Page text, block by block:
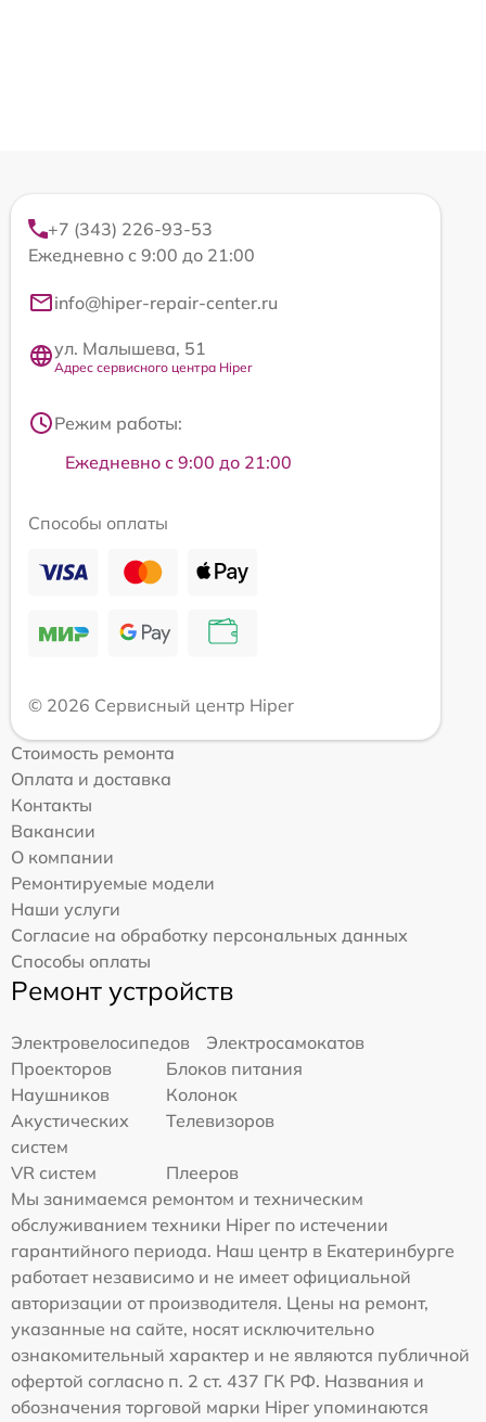
+7 (343) 226-93-53
Ежедневно с 9:00 до 21:00
info@hiper-repair-center.ru
ул. Малышева, 51
Адрес сервисного центра Hiper
Режим работы:
Ежедневно с 9:00 до 21:00
Способы оплаты
© 2026 Сервисный центр Hiper
Стоимость ремонта
Оплата и доставка
Контакты
Вакансии
О компании
Ремонтируемые модели
Наши услуги
Согласие на обработку персональных данных
Способы оплаты
Ремонт устройств
Электровелосипедов
Электросамокатов
Проекторов
Блоков питания
Наушников
Колонок
Акустических
систем
Телевизоров
VR систем
Плееров
Мы занимаемся ремонтом и техническим
обслуживанием техники Hiper по истечении
гарантийного периода. Наш центр в Екатеринбурге
работает независимо и не имеет официальной
авторизации от производителя. Цены на ремонт,
указанные на сайте, носят исключительно
ознакомительный характер и не являются публичной
офертой согласно п. 2 ст. 437 ГК РФ. Названия и
обозначения торговой марки Hiper упоминаются